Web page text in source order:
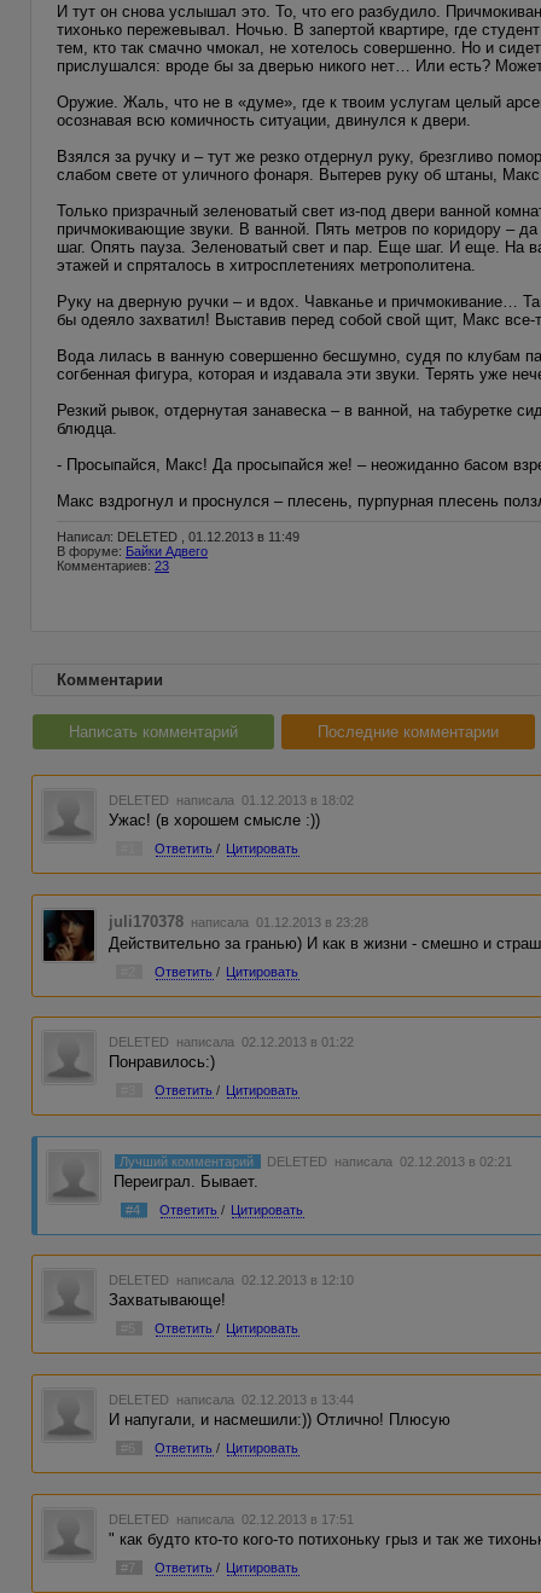
И тут он снова услышал это. То, что его разбудило.
тихонько пережевывал. Ночью. В запертой квартире, где
тем, кто так смачно чмокал, не хотелось совершенно. Но и
прислушался: вроде бы за дверью никого нет… Или есть?
Оружие. Жаль, что не в «думе», где к твоим услугам целый
осознавая всю комичность ситуации, двинулся к двери.
Взялся за ручку и – тут же резко отдернул руку, брезгливо
слабом свете от уличного фонаря. Вытерев руку об штаны,
Только призрачный зеленоватый свет из-под двери ванной
причмокивающие звуки. В ванной. Пять метров по коридору –
шаг. Опять пауза. Зеленоватый свет и пар. Еще шаг. И еще. На
этажей и спряталось в хитросплетениях метрополитена.
Руку на дверную ручки – и вдох. Чавканье и причмокивание…
бы одеяло захватил! Выставив перед собой свой щит, Макс все-
Вода лилась в ванную совершенно бесшумно, судя по клубам
согбенная фигура, которая и издавала эти звуки. Терять уже
Резкий рывок, отдернутая занавеска – в ванной, на табуретке
блюдца.
- Просыпайся, Макс! Да просыпайся же! – неожиданно басом
Макс вздрогнул и проснулся – плесень, пурпурная плесень
Написал: DELETED , 01.12.2013 в 11:49
В форуме: Байки Адвего
Комментариев: 23
Комментарии
Написать комментарий Последние комментарии
DELETED написала 01.12.2013 в 18:02
Ужас! (в хорошем смысле :))
Ответить / Цитировать
juli170378 написала 01.12.2013 в 23:28
Действительно за гранью) И как в жизни - смешно и
Ответить / Цитировать
DELETED написала 02.12.2013 в 01:22
Понравилось:)
Ответить / Цитировать
Лучший комментарий DELETED написала 02.12.2013 в 02:21
Переиграл. Бывает.
#4 Ответить / Цитировать
DELETED написала 02.12.2013 в 12:10
Захватывающе!
Ответить / Цитировать
DELETED написала 02.12.2013 в 13:44
И напугали, и насмешили:)) Отлично! Плюсую
#6 Ответить / Цитировать
DELETED написала 02.12.2013 в 17:51
" как будто кто-то кого-то потихоньку грыз и так же
#7 Ответить / Цитировать